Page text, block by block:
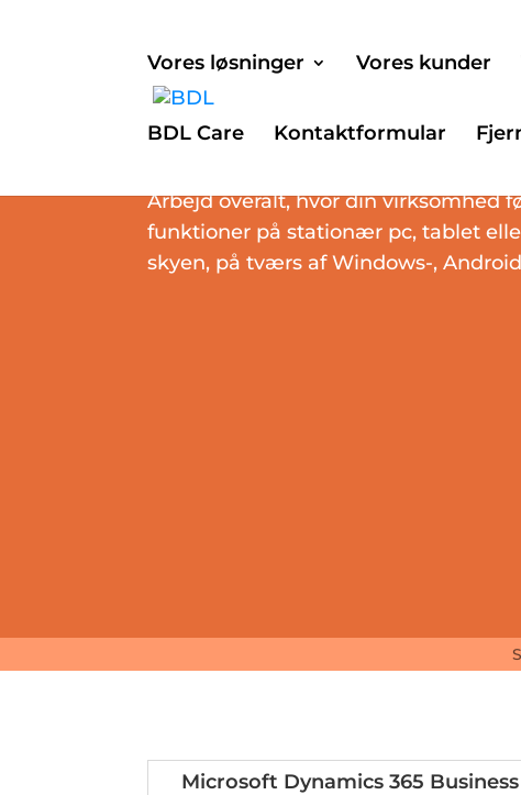
Vores løsninger Vores kunder
BDL Care Kontaktformular
Arbejd overalt, hvor din virksomhed
funktioner på stationær pc, tablet
skyen, på tværs af Windows-,
Microsoft Dynamics 365